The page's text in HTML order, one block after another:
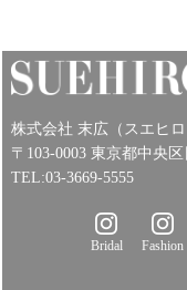
株式会社 末広（スエヒロ
〒103-0003 東京都中央
TEL:03-3669-5555
Bridal Fashion